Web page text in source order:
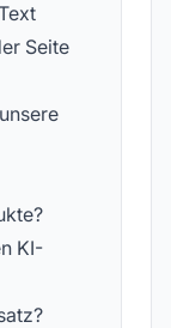
Seite
KI-